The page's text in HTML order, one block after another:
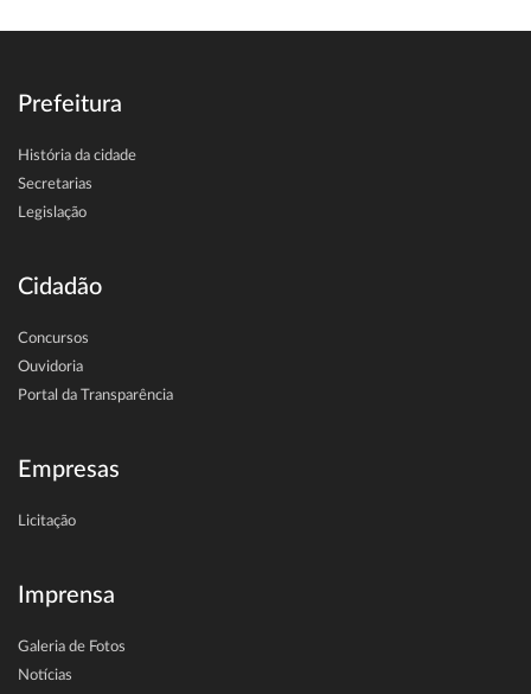
Prefeitura
História da cidade
Secretarias
Legislação
Cidadão
Concursos
Ouvidoria
Portal da Transparência
Empresas
Licitação
Imprensa
Galeria de Fotos
Notícias